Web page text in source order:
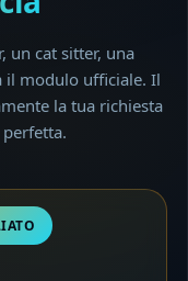
un cat sitter, una
il modulo ufficiale. Il
la tua richiesta